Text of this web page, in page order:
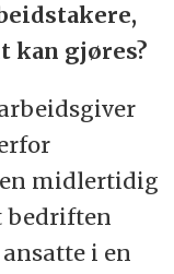
kan gjøres?
midlertidig
bedriften
i en